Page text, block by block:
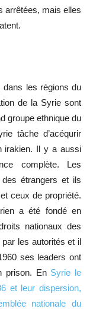
arrêtées, mais elles
dans les régions du
de la Syrie sont
groupe ethnique du
tâche d’acéqurir
irakien. Il y a aussi
complète. Les
étrangers et ils
ceux de propriété.
a été fondé en
nationaux des
les autorités et il
ses leaders ont
prison. En Syrie le
et leur dispersion,
nationale du